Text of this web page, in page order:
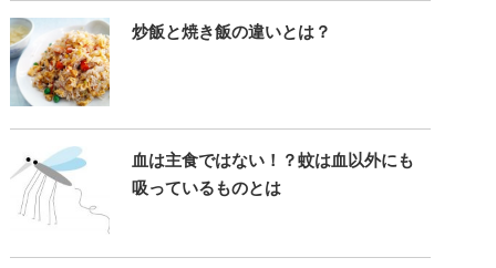
炒飯と焼き飯の違いとは？
血は主食ではない！？蚊は血以外にも
吸っているものとは